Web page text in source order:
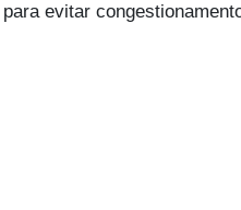
evitar